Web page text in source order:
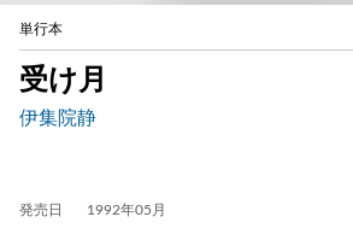
単行本
受け月
伊集院静
発売日 1992年05月